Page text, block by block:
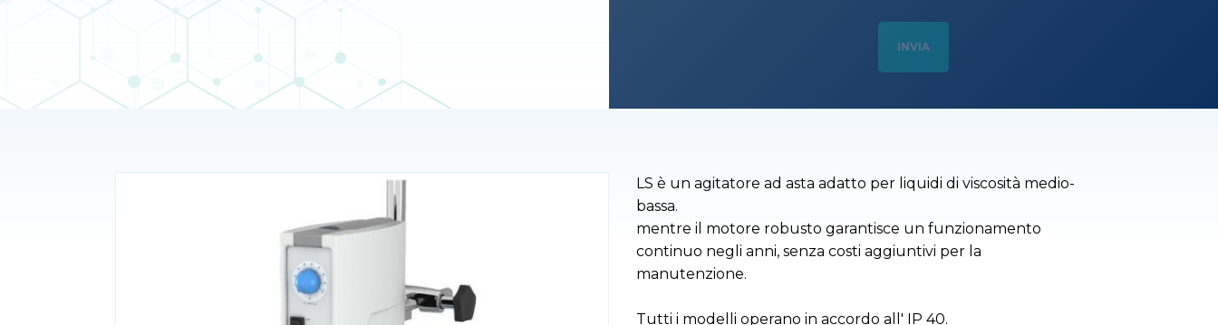
LS è un agitatore ad asta adatto per liquidi di viscosità medio-
bassa.
mentre il motore robusto garantisce un funzionamento
continuo negli anni, senza costi aggiuntivi per la
manutenzione.
Tutti i modelli operano in accordo all' IP 40.